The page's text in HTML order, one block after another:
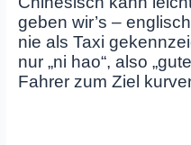
geben wir’s –
nie als Taxi
nur „ni hao“, also
Fahrer zum Ziel